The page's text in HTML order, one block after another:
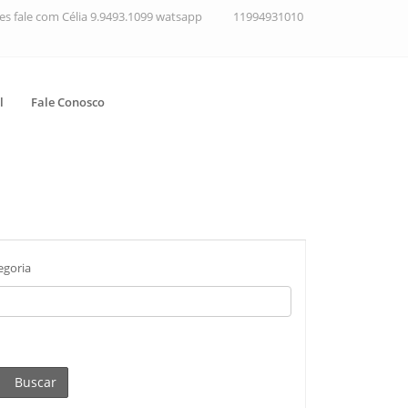
fale com Célia 9.9493.1099 watsapp 11994931010
Fale Conosco
Buscar